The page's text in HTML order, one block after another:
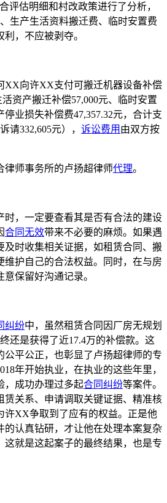
评估明细和村改政策进行了分析，
生产生活资料搬迁费、临时安置费
，不应被剥夺。
XX向许XX支付可搬迁机器设备补偿
资产搬迁补偿57,000元、临时安置
停业损失补偿费47,357.32元，合计支
请332,605元）， 诉讼费用 由双方按
律师事务所的卢扬超律师代理。
时，一定要查看其是否有合法的建设
合同无效带来不必要的麻烦。如果遇
及时收集相关证据，如租赁合同、搬
维护自己的合法权益。同时，在与房
保留好沟通记录。
纠纷中，虽然租赁合同因厂房无规划
还是获得了近17.4万的补偿款。这
公平公正，也彰显了卢扬超律师的专
年开始执业，在执业的这些年里，
，成功办理过多起合同纠纷等案件。
赁关系、申请调取关键证据、精准核
许XX争取到了应有的权益。正是他
的认真钻研，才让他在处理本案复杂
这就是这起案子的最终结果，也是专